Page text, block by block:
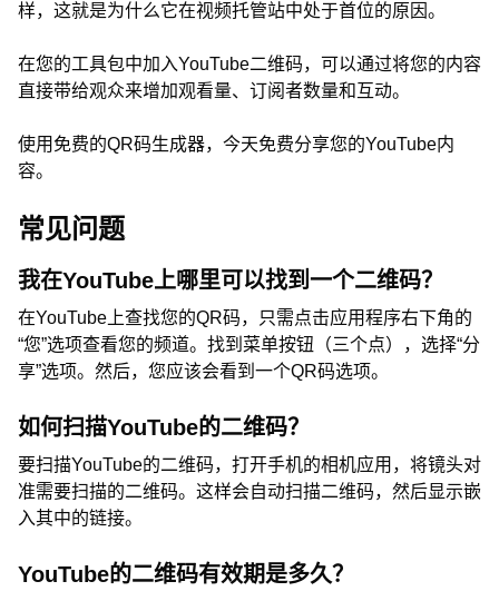
样，这就是为什么它在视频托管站中处于首位的原因。
在您的工具包中加入YouTube二维码，可以通过将您的内容
直接带给观众来增加观看量、订阅者数量和互动。
使用免费的QR码生成器，今天免费分享您的YouTube内
容。
常见问题
我在YouTube上哪里可以找到一个二维码？
在YouTube上查找您的QR码，只需点击应用程序右下角的
“您”选项查看您的频道。找到菜单按钮（三个点），选择“分
享”选项。然后，您应该会看到一个QR码选项。
如何扫描YouTube的二维码？
要扫描YouTube的二维码，打开手机的相机应用，将镜头对
准需要扫描的二维码。这样会自动扫描二维码，然后显示嵌
入其中的链接。
YouTube的二维码有效期是多久？